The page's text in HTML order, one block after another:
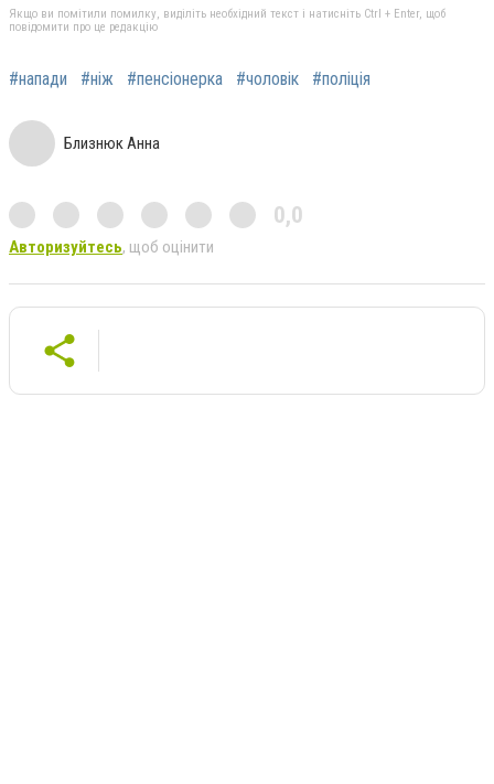
Якщо ви помітили помилку, виділіть необхідний текст і натисніть Ctrl + Enter, щоб
повідомити про це редакцію
#напади #ніж #пенсіонерка #чоловік #поліція
Близнюк Анна
0,0
Авторизуйтесь, щоб оцінити